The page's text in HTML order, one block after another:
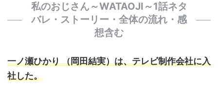
私のおじさん～WATAOJI～1話ネタ
バレ・ストーリー・全体の流れ・感
想含む
一ノ瀬ひかり （岡田結実）は、テレビ制作会社に入
社した。